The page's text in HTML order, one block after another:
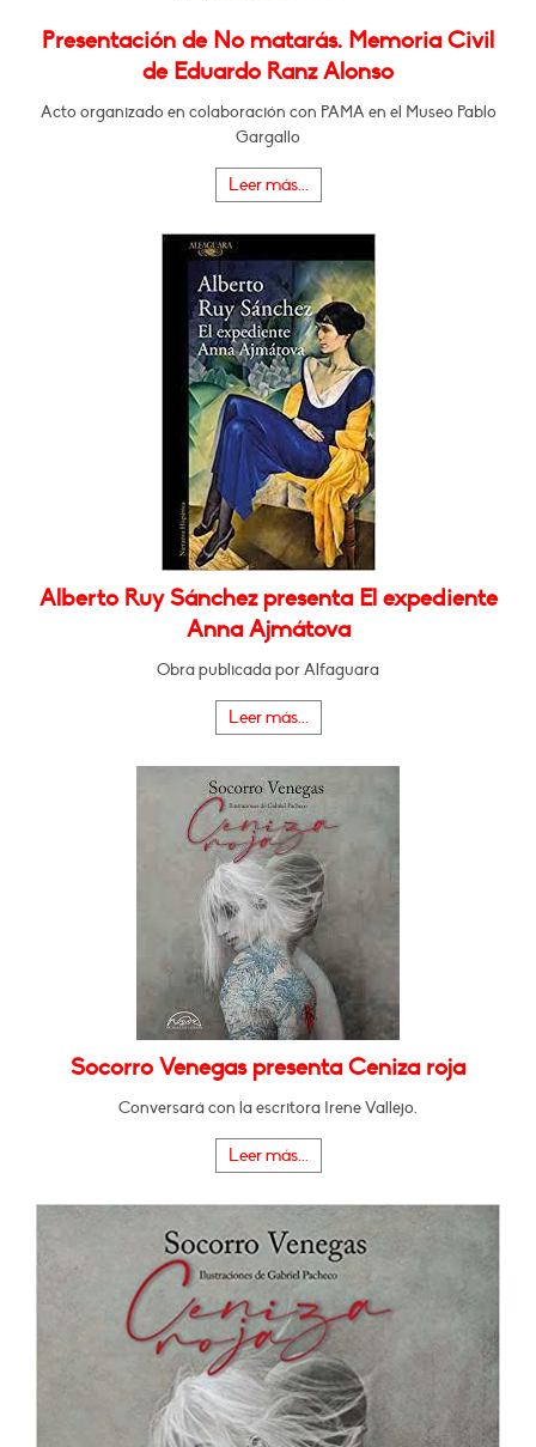
Presentación de No matarás. Memoria Civil
de Eduardo Ranz Alonso
Acto organizado en colaboración con PAMA en el Museo Pablo
Gargallo
Leer más...
Alberto Ruy Sánchez presenta El expediente
Anna Ajmátova
Obra publicada por Alfaguara
Leer más...
Socorro Venegas presenta Ceniza roja
Conversará con la escritora Irene Vallejo.
Leer más...